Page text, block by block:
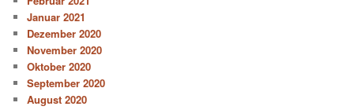
Januar 2021
Dezember 2020
November 2020
Oktober 2020
September 2020
August 2020